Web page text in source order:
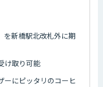
新橋駅北改札外に期
け取り可能
ーにピッタリのコーヒ